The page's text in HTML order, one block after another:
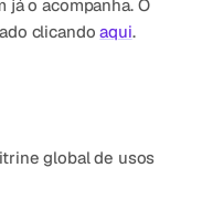
já o acompanha. O
clicando aqui.
global de usos